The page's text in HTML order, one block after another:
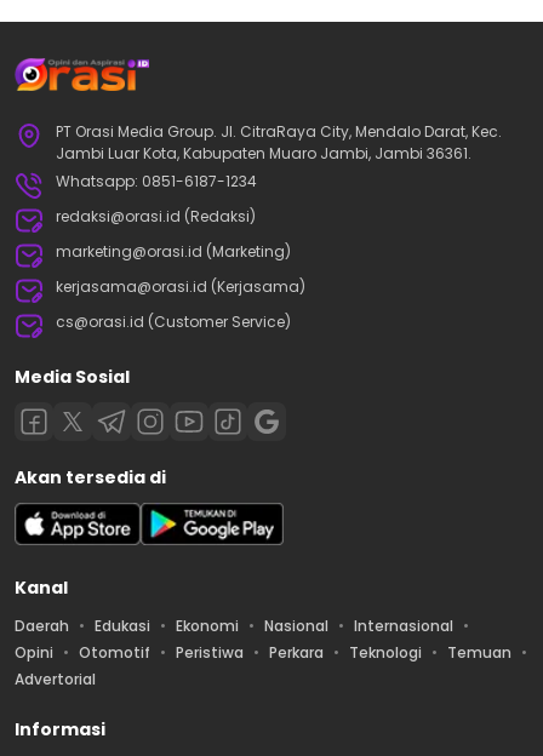
PT Orasi Media Group. Jl. CitraRaya City, Mendalo Darat, Kec.
Jambi Luar Kota, Kabupaten Muaro Jambi, Jambi 36361.
Whatsapp: 0851-6187-1234
redaksi@orasi.id (Redaksi)
marketing@orasi.id (Marketing)
kerjasama@orasi.id (Kerjasama)
cs@orasi.id (Customer Service)
Media Sosial
Akan tersedia di
Kanal
Daerah Edukasi Ekonomi Nasional
Internasional
Opini
Otomotif Peristiwa Perkara Teknologi
Temuan
Advertorial
Informasi